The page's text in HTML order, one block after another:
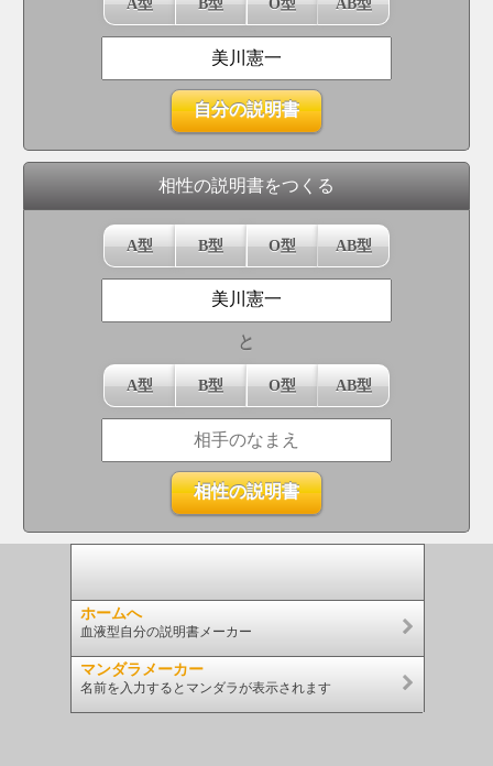
A型 B型 O型 AB型
相性の説明書をつくる
A型 B型 O型 AB型
と
A型 B型 O型 AB型
ホームへ
血液型自分の説明書メーカー
マンダラメーカー
名前を入力するとマンダラが表示されます